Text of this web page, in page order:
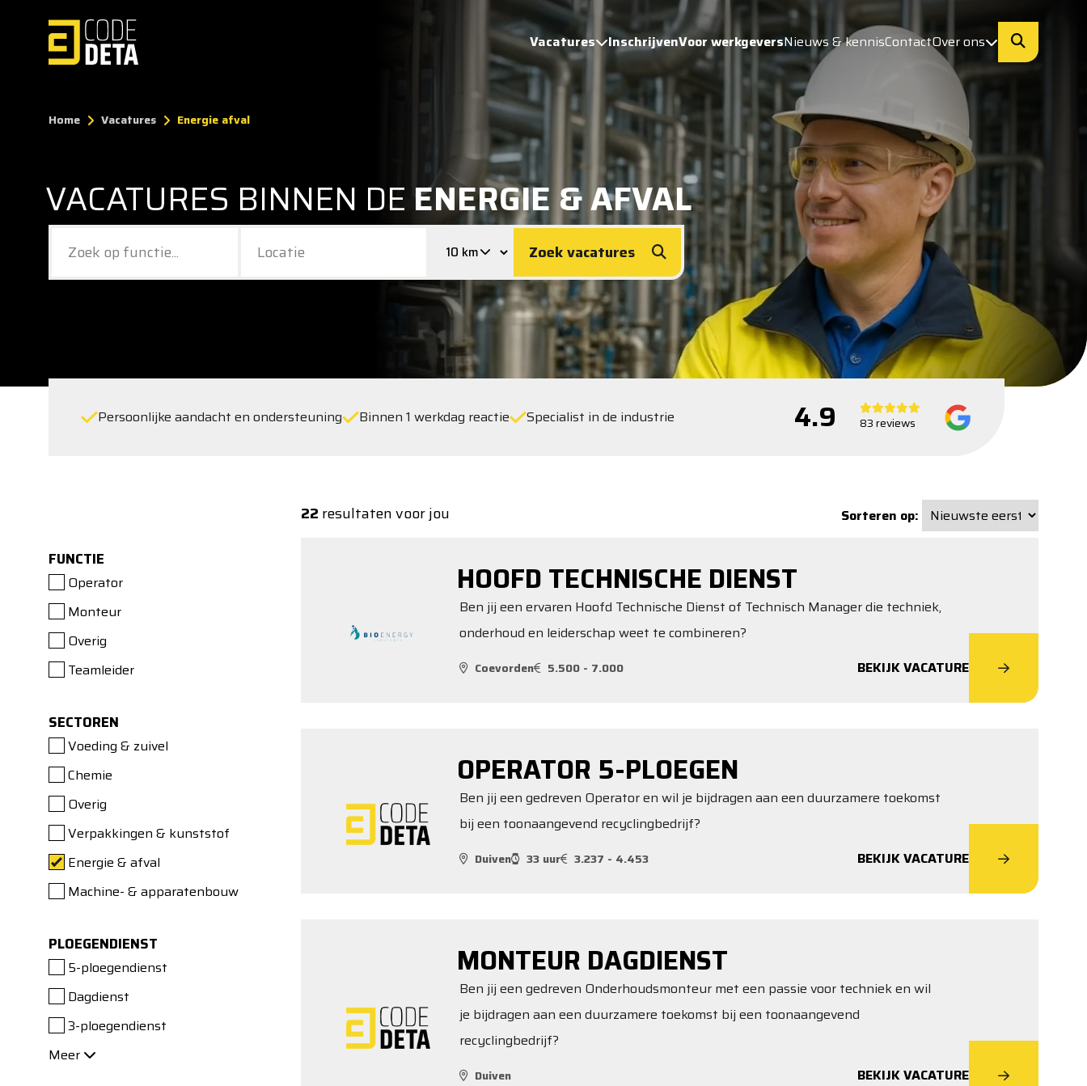
Vacatures InschrijvenVoor werkgeversNieuws & kennisContactOver ons
Home Vacatures Energie afval
VACATURES BINNEN DE ENERGIE & AFVAL
Zoek vacatures
Persoonlijke aandacht en ondersteuning Binnen 1 werkdag reactie Specialist in de industrie 4.9 83 reviews
FUNCTIE
Operator
Monteur
Overig
Teamleider
SECTOREN
Voeding & zuivel
Chemie
Overig
Verpakkingen & kunststof
Energie & afval
Machine- & apparatenbouw
PLOEGENDIENST
5-ploegendienst
Dagdienst
3-ploegendienst
Meer
22 resultaten voor jou Sorteren op:
HOOFD TECHNISCHE DIENST
Ben jij een ervaren Hoofd Technische Dienst of Technisch Manager die techniek,
onderhoud en leiderschap weet te combineren?
Coevorden 5.500 - 7.000 BEKIJK VACATURE
OPERATOR 5-PLOEGEN
Ben jij een gedreven Operator en wil je bijdragen aan een duurzamere toekomst
bij een toonaangevend recyclingbedrijf?
Duiven 33 uur 3.237 - 4.453 BEKIJK VACATURE
MONTEUR DAGDIENST
Ben jij een gedreven Onderhoudsmonteur met een passie voor techniek en wil
je bijdragen aan een duurzamere toekomst bij een toonaangevend
recyclingbedrijf?
Duiven BEKIJK VACATURE